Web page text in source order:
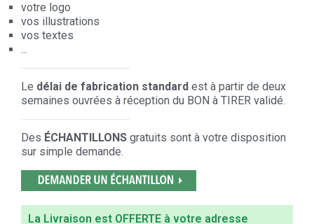
votre logo
vos illustrations
vos textes
...
Le délai de fabrication standard est à partir de deux
semaines ouvrées à réception du BON à TIRER validé.
Des ÉCHANTILLONS gratuits sont à votre disposition
sur simple demande.
La Livraison est OFFERTE à votre adresse